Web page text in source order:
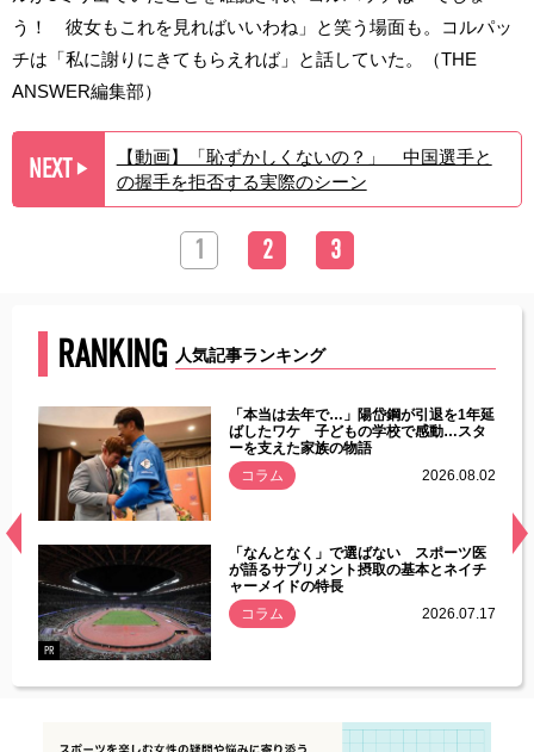
う！ 彼女もこれを見ればいいわね」と笑う場面も。コルパッ
チは「私に謝りにきてもらえれば」と話していた。（THE
ANSWER編集部）
NEXT ▶︎
【動画】「恥ずかしくないの？」 中国選手と
の握手を拒否する実際のシーン
1 2 3
RANKING 人気記事ランキング
常
「本当は去年で…」陽岱鋼が引退を1年延
ばしたワケ 子どもの学校で感動…スタ
ーを支えた家族の物語
コラム
2026.08.02
PR
「なんとなく」で選ばない スポーツ医
が語るサプリメント摂取の基本とネイチ
ャーメイドの特長
コラム
2026.07.17